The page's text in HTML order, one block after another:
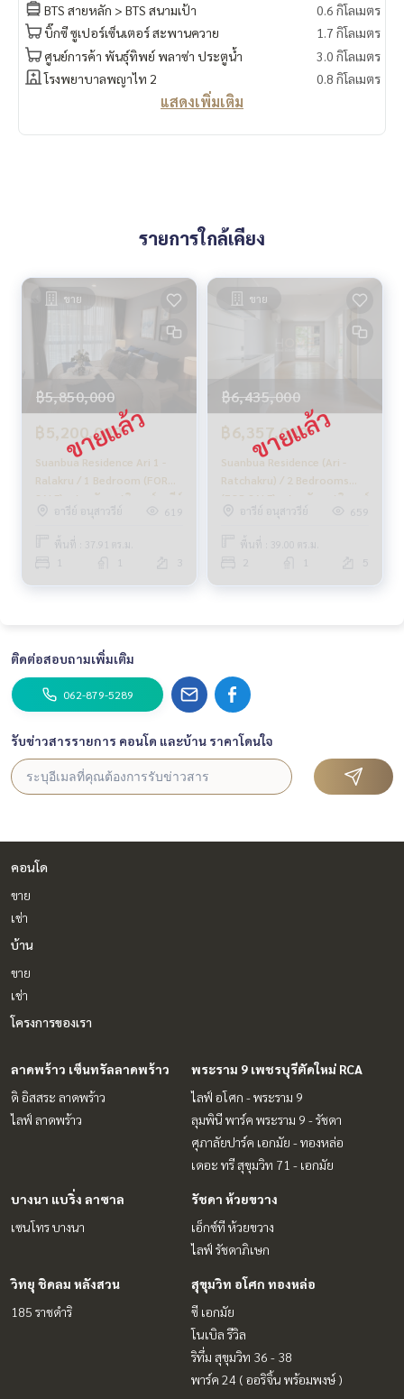
HOME - REAL ESTATE SERVICES
บริษัทอสังหาฯ มืออาชีพ
ที่จะช่วยให้การซื้อขาย ลงตัว เรียบร้อย ราบรื่น
ด้วยทีมงานและประสบการณ์กว่า 1,000 + เคส
✨ เราดูแลเรื่องสินเชื่อ ให้ ’ผู้ซื้อ’
พร้อมดอกเบี้ยพิเศษ เฉพาะลูกค้า HOME เท่านั้น
✨ เราดูแลรับ ‘ฝากขาย’ ไม่มีค่าใช้จ่าย
ดูแลโดยผู้เชี่ยวชาญประจำพื้นที่
ดูแลตั้งแต่ต้นจนจบกระบวนการขาย
หากต้องการเงินด่วน บริษัทพร้อมรับซื้อทันที!
___________________________
Follow Us On :
Website :https://homerealestate.co.th
Facebook : HOME - Real Estate Services
IG : homerealestateservices
Tiktok : homerealestateservices
Youtube : HOME Real Estate Services
#HOMEREALESTATESERVICES
#รับฝากขาย #รับฝากขายบ้าน
#รับฝากขายคอนโด #รับฝากขายที่ดิน
BTS สายหลัก > BTS สนามเป้า
0.6 กิโลเมตร
บิ๊กซี ซูเปอร์เซ็นเตอร์ สะพานควาย
1.7 กิโลเมตร
ศูนย์การค้า พันธุ์ทิพย์ พลาซ่า ประตูน้ำ
3.0 กิโลเมตร
โรงพยาบาลพญาไท 2
0.8 กิโลเมตร
แสดงเพิ่มเติม
รายการใกล้เคียง
ขาย
฿5,850,000
฿5,200,000
Suanbua Residence Ari 1 -
Ralakru / 1 Bedroom (FOR
SALE) , สวนบัว เรสซิเดนซ์ อารีย์
1 - ราชครู / 1 ห้องนอน (ขาย)
PLOYW124
อารีย์ อนุสาวรีย์ 619
พื้นที่ : 37.91 ตร.ม.
1 1
ขาย
฿6,435,000
฿6,357,000
Suanbua Residence (Ari -
Ratchakru) / 2 Bedrooms
(FOR SALE) , สวนบัว เรสซิเดนซ์
(อารีย์ - ราชครู) / 2 ห้องนอน
(ขาย) PLOYW129
อารีย์ อนุสาวรีย์ 659
พื้นที่ : 39.00 ตร.ม.
2 1 5
ติดต่อสอบถามเพิ่มเติม
062-879-5289
รับข่าวสารรายการ คอนโด และบ้าน ราคาโดนใจ
คอนโด
ขาย
เช่า
บ้าน
ขาย
เช่า
โครงการของเรา
ลาดพร้าว เซ็นทรัลลาดพร้าว
ดิ อิสสระ ลาดพร้าว
ไลฟ์ ลาดพร้าว
พระราม 9 เพชรบุรีตัดใหม่ RCA
ไลฟ์ อโศก - พระราม 9
ลุมพินี พาร์ค พระราม 9 - รัชดา
ศุภาลัยปาร์ค เอกมัย - ทองหล่อ
เดอะ ทรี สุขุมวิท 71 - เอกมัย
บางนา แบริ่ง ลาซาล
เซนโทร บางนา
รัชดา ห้วยขวาง
เอ็กซ์ที ห้วยขวาง
ไลฟ์ รัชดาภิเษก
วิทยุ ชิดลม หลังสวน
185 ราชดำริ
สุขุมวิท อโศก ทองหล่อ
ซี เอกมัย
โนเบิล รีวิล
ริทึ่ม สุขุมวิท 36 - 38
พาร์ค 24 ( ออริจิ้น พร้อมพงษ์ )